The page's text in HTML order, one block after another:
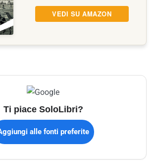
VEDI SU AMAZON
Ti piace SoloLibri?
alle fonti preferite